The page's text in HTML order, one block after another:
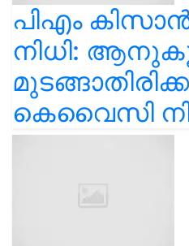
പിഎം
നിധി:
കെവൈസി